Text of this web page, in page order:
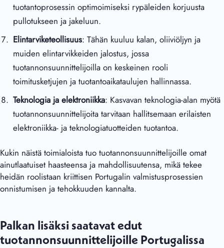
tuotantoprosessin optimoimiseksi rypäleiden korjuusta
pullotukseen ja jakeluun.
Elintarviketeollisuus: Tähän kuuluu kalan, oliiviöljyn ja
muiden elintarvikkeiden jalostus, jossa
tuotannonsuunnittelijoilla on keskeinen rooli
toimitusketjujen ja tuotantoaikataulujen hallinnassa.
Teknologia ja elektroniikka: Kasvavan teknologia-alan myötä
tuotannonsuunnittelijoita tarvitaan hallitsemaan erilaisten
elektroniikka- ja teknologiatuotteiden tuotantoa.
Kukin näistä toimialoista tuo tuotannonsuunnittelijoille omat
ainutlaatuiset haasteensa ja mahdollisuutensa, mikä tekee
heidän roolistaan kriittisen Portugalin valmistusprosessien
onnistumisen ja tehokkuuden kannalta.
Palkan lisäksi saatavat edut
tuotannonsuunnittelijoille Portugalissa